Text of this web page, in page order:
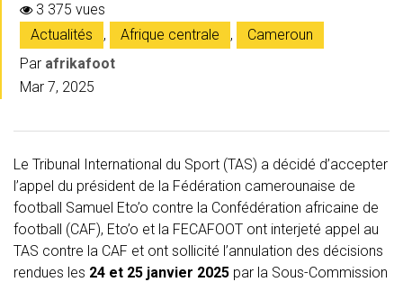
3 375 vues
Actualités
, Afrique centrale ,
Cameroun
Par afrikafoot
Mar 7, 2025
Le Tribunal International du Sport (TAS) a décidé d’accepter
l’appel du président de la Fédération camerounaise de
football Samuel Eto’o contre la Confédération africaine de
football (CAF), Eto’o et la FECAFOOT ont interjeté appel au
TAS contre la CAF et ont sollicité l’annulation des décisions
rendues les 24 et 25 janvier 2025 par la Sous-Commission